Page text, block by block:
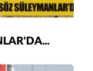
veda edersiniz gurur
bu kişilikler ya